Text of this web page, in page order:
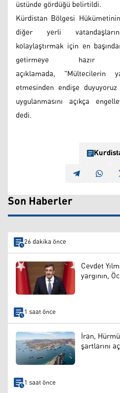
üstünde gördüğü belirtildi.
Kürdistan Bölgesi
diğer yerli
kolaylaştırmak için en
getirmeye hazır
açıklamada, "Mültecilerin
etmesinden endişe
uygulanmasını açıkça
dedi.
Son Haberler
26 dakika önce
Cevdet
yargının,
1 saat önce
İran,
şartlarını
1 saat önce